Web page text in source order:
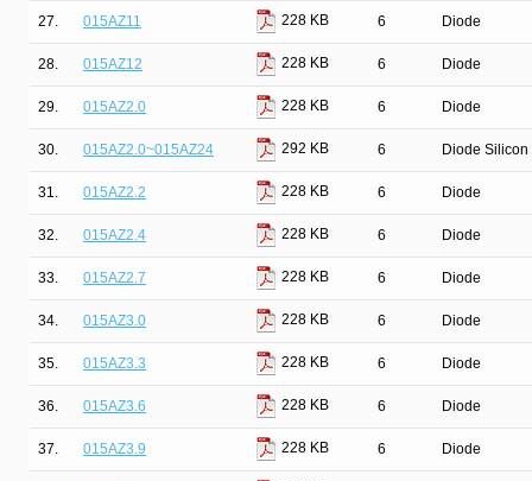
27. 015AZ11 228 KB 6 Diode
28. 015AZ12 228 KB 6 Diode
29. 015AZ2.0 228 KB 6 Diode
30. 015AZ2.0~015AZ24 292 KB 6 Diode
31. 015AZ2.2 228 KB 6 Diode
32. 015AZ2.4 228 KB 6 Diode
33. 015AZ2.7 228 KB 6 Diode
34. 015AZ3.0 228 KB 6 Diode
35. 015AZ3.3 228 KB 6 Diode
36. 015AZ3.6 228 KB 6 Diode
37. 015AZ3.9 228 KB 6 Diode